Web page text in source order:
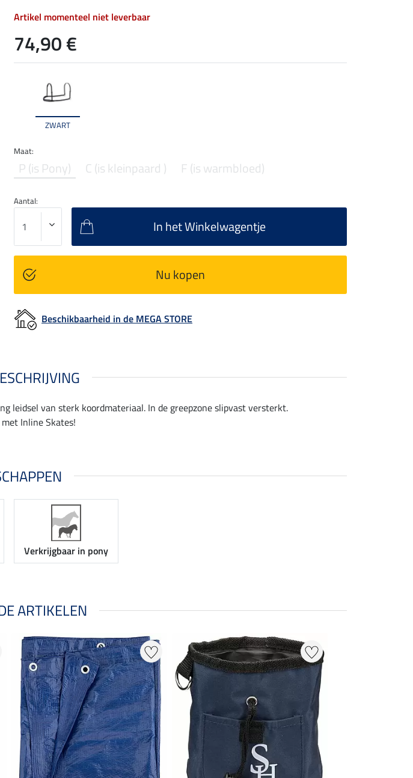
ZWART
Maat:
P (is Pony) C (is kleinpaard ) F (is warmbloed)
Artikel momenteel niet leverbaar
74,90 €
Aantal:
In het Winkelwagentje
Nu kopen
Beschikbaarheid in de MEGA STORE
leidsel van sterk koordmateriaal. In de greepzone slipvast versterkt.
Inline Skates!
Verkrijgbaar in pony
ARTIKELEN